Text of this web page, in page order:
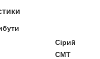
Сірий
CMT